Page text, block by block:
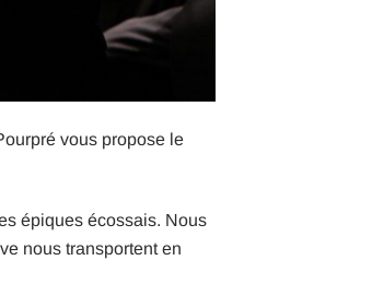
vous propose le
épiques écossais. Nous
nous transportent en